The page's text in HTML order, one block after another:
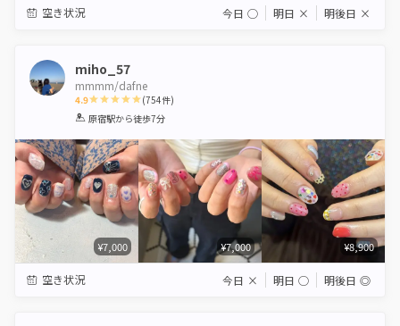
空き状況 今日 ◯ 明日 × 明後日 ×
miho_57
mmmm/dafne
4.9
1 2 3 4 5
(754件)
原宿駅から徒歩7分
¥7,000 ¥7,000 ¥8,900
空き状況 今日 × 明日 ◯ 明後日 ◎